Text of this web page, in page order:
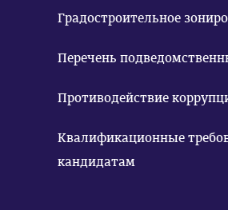
Градостроительное
Перечень
Противодействие
Квалификационные
кандидатам